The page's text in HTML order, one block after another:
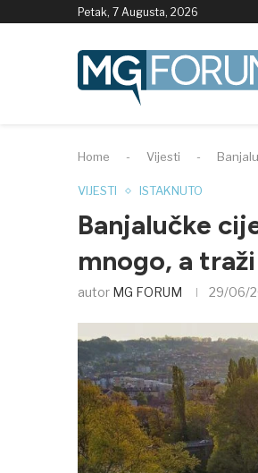
Petak, 7 Augusta, 2026
Home - Vijesti -
VIJESTI ISTAKNUTO
Banjalučke
mnogo, a
autor MG FORUM 29/06/